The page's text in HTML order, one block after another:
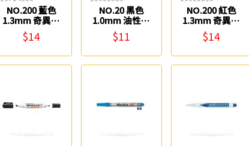
NO.200 藍色
1.3mm 奇異筆
雄獅
$14
NO.20 黑色
1.0mm 油性速
乾筆 英士
$11
NO.200 紅色
1.3mm 奇異筆
雄獅
$14